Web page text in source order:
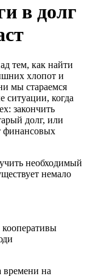
в долг
тем, как найти
хлопот и
мы стараемся
ситуации, когда
закончить
долг, или
финансовых
необходимый
немало
времени на